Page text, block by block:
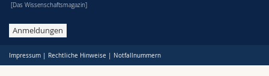
[Das Wissenschaftsmagazin]
Anmeldungen
Impressum | Rechtliche Hinweise | Notfallnummern